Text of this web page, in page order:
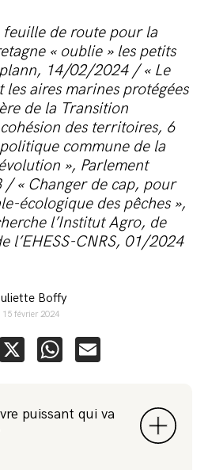
feuille de route pour la
« oublie » les petits
14/02/2024 / « Le
aires marines protégées
de la Transition
des territoires, 6
commune de la
», Parlement
« Changer de cap, pour
écologique des pêches »,
l’Institut Agro, de
l’EHESS-CNRS, 01/2024
Boffy
15 février 2024
Facebook
X WhatsApp
puissant qui va